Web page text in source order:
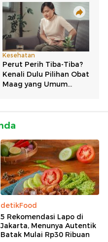
detikFood
5 Rekomendasi Lapo di
Jakarta, Menunya Autentik
Batak Mulai Rp30 Ribuan